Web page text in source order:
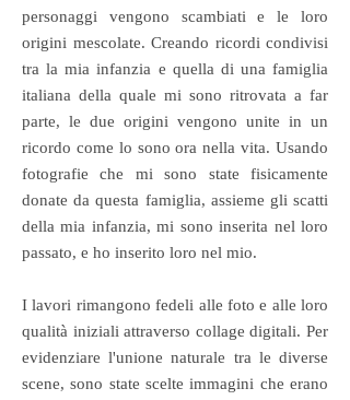
personaggi vengono scambiati e le loro
origini mescolate. Creando ricordi condivisi
tra la mia infanzia e quella di una famiglia
italiana della quale mi sono ritrovata a far
parte, le due origini vengono unite in un
ricordo come lo sono ora nella vita. Usando
fotografie che mi sono state fisicamente
donate da questa famiglia, assieme gli scatti
della mia infanzia, mi sono inserita nel loro
passato, e ho inserito loro nel mio.
I lavori rimangono fedeli alle foto e alle loro
qualità iniziali attraverso collage digitali. Per
evidenziare l'unione naturale tra le diverse
scene, sono state scelte immagini che erano